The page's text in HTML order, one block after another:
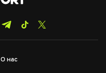
О нас